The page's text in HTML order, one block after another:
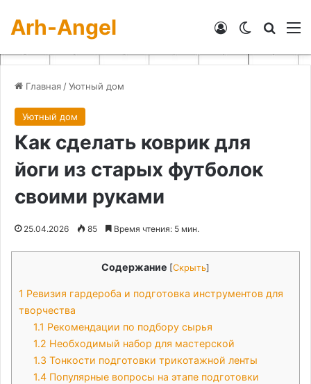
Arh-Angel Switch skin
Войти
Главная /Уютный дом
Уютный дом
Как сделать коврик для
йоги из старых футболок
своими руками
25.04.2026 85 Время чтения: 5 мин.
Содержание [Скрыть]
1 Ревизия гардероба и подготовка инструментов для
творчества
1.1 Рекомендации по подбору сырья
1.2 Необходимый набор для мастерской
1.3 Тонкости подготовки трикотажной ленты
1.4 Популярные вопросы на этапе подготовки